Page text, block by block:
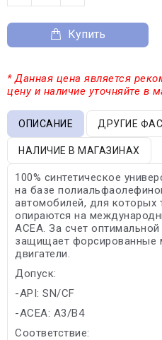
Купить
* Данная цена является
цену и наличие уточняйте в
ОПИСАНИЕ ДРУГИЕ
НАЛИЧИЕ В МАГАЗИНАХ
100% синтетическое
на базе
автомобилей, для которых
опираются на
ACEA. За счет
защищает форсированные
двигатели.
Допуск:
-API: SN/CF
-ACEA: A3/B4
Соответствие: